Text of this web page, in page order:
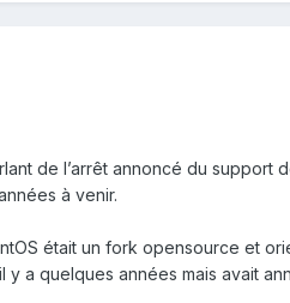
de l’arrêt annoncé du support
à venir.
était un fork opensource et
y a quelques années mais avait